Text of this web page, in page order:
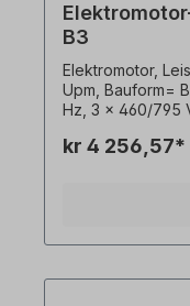
B3
Elektromotor,
Upm, Bauform=
Hz, 3 x 460/795
5010
Grauguss,
Axiallüfter
kr 4 256,57*